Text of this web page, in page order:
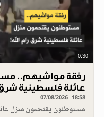
0.30
رفقة مواشيهم..
عائلة فلسطينية شرق
07/08/2026 - 18:58
مستوطنون يقتحمون منزل